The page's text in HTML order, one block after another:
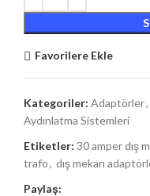
Favorilere Ekle
Kategoriler: Adaptörler,
Aydınlatma Sistemleri
Etiketler: 30 amper dış
trafo, dış mekan
Paylaş: